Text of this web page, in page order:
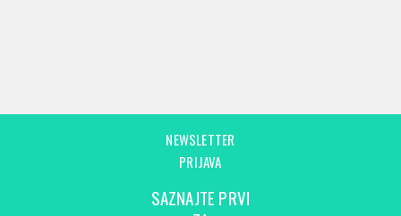
NEWSLETTER
PRIJAVA
SAZNAJTE PRVI